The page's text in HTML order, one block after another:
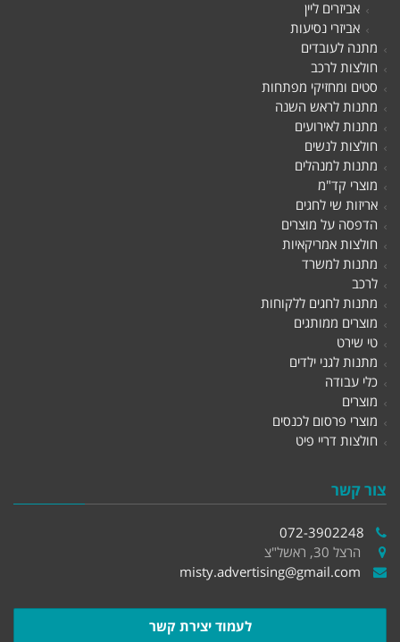
אביזרים ליין
אביזרי נסיעות
מתנה לעובדים
חולצות לרכב
סטים ומחזיקי מפתחות
מתנות לראש השנה
מתנות לאירועים
חולצות לנשים
מתנות למנהלים
מוצרי קד"מ
אריזות שי לחגים
הדפסה על מוצרים
חולצות אמריקאיות
מתנות למשרד
לרכב
מתנות לחגים ללקוחות
מוצרים ממותגים
טי שירט
מתנות לגני ילדים
כלי עבודה
מוצרים
מוצרי פרסום לכנסים
חולצות דריי פיט
צור קשר
072-3902248
הרצל 30, ראשל"צ
misty.advertising@gmail.com
לעמוד יצירת קשר